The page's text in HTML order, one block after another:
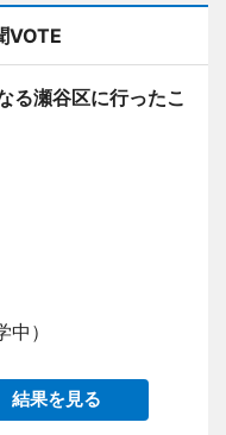
VOTE
る瀬谷区に行ったこ
）
結果を見る